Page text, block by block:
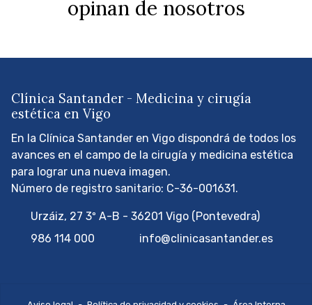
opinan de nosotros
Clínica Santander - Medicina y cirugía
estética en Vigo
En la Clínica Santander en Vigo dispondrá de todos los
avances en el campo de la cirugía y medicina estética
para lograr una nueva imagen.
Número de registro sanitario: C-36-001631.
Urzáiz, 27 3º A-B - 36201 Vigo (Pontevedra)
986 114 000
info@clinicasantander.es